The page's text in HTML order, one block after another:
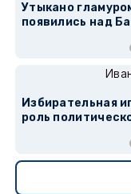
Утыкано
появились над
Избирательная
роль